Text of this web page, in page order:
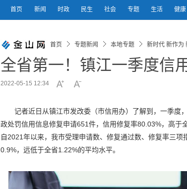
首页 新闻 时政 民生 社会 专题 生活 健康
首页 专题新闻 本地专题 新时代 新作为
全省第一！镇江一季度信
2022-05-15 12:34
记者近日从镇江市发改委（市信用办）了解到，一季度
政处罚信用信息修复申请651件，信用修复率80.03%，高于
自2021年以来，我市受理申请数、修复通过数、修复率三
0.9%，远低于全省1.22%的平均水平。